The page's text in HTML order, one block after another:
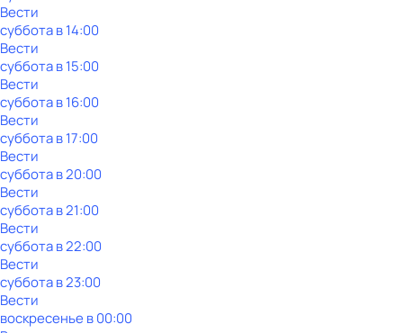
Вести
субботав14:00
Вести
субботав15:00
Вести
субботав16:00
Вести
субботав17:00
Вести
субботав20:00
Вести
субботав21:00
Вести
субботав22:00
Вести
субботав23:00
Вести
воскресенье в00:00